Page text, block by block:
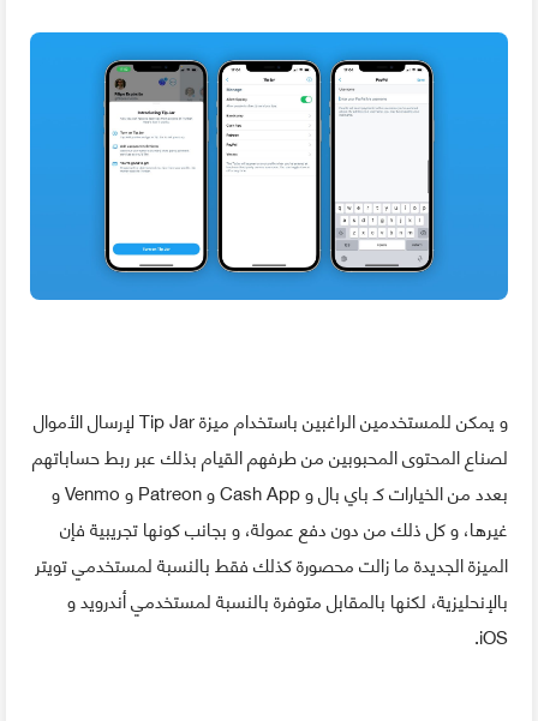
و يمكن للمستخدمين الراغبين باستخدام ميزة Tip Jar لإرسال الأموال
لصناع المحتوى المحبوبين من طرفهم القيام بذلك عبر ربط حساباتهم
بعدد من الخيارات كـ باي بال و Cash App و Patreon و Venmo و
غيرها، و كل ذلك من دون دفع عمولة، و بجانب كونها تجريبية فإن
الميزة الجديدة ما زالت محصورة كذلك فقط بالنسبة لمستخدمي تويتر
بالإنحليزية، لكنها بالمقابل متوفرة بالنسبة لمستخدمي أندرويد و
iOS.